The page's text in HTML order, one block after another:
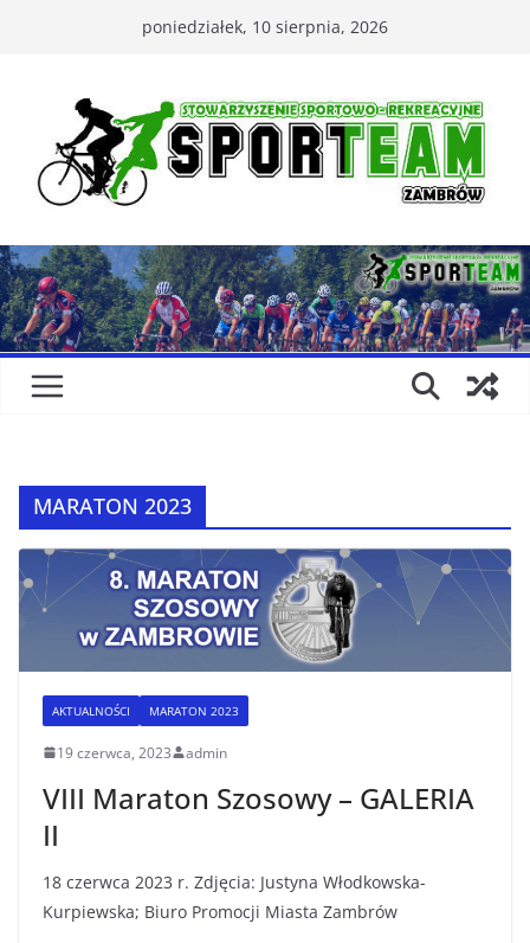
poniedziałek, 10 sierpnia, 2026
MARATON 2023
AKTUALNOŚCI MARATON 2023
19 czerwca, 2023 admin
VIII Maraton Szosowy – GALERIA
II
18 czerwca 2023 r. Zdjęcia: Justyna Włodkowska-
Kurpiewska; Biuro Promocji Miasta Zambrów